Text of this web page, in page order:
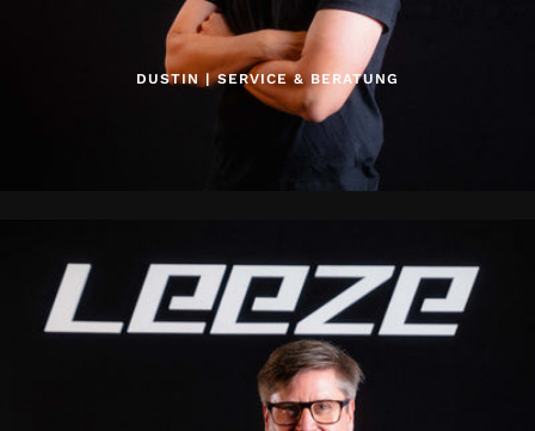
DUSTIN | SERVICE & BERATUNG